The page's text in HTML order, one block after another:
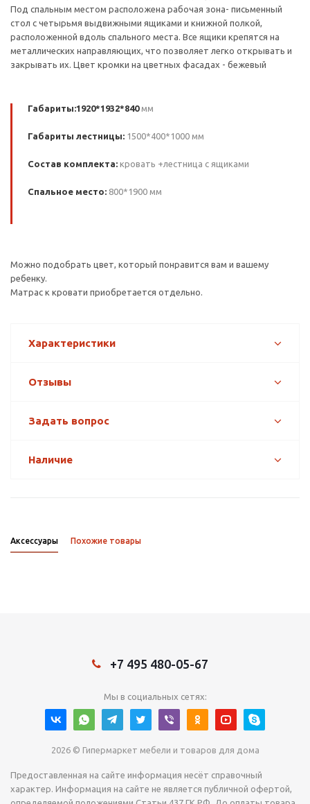
Под спальным местом расположена рабочая зона- письменный
стол с четырьмя выдвижными ящиками и книжной полкой,
расположенной вдоль спального места. Все ящики крепятся на
металлических направляющих, что позволяет легко открывать и
закрывать их. Цвет кромки на цветных фасадах - бежевый
Габариты:1920*1932*840мм
Габариты лестницы: 1500*400*1000 мм
Состав комплекта: кровать +лестница с ящиками
Спальное место: 800*1900 мм
Можно подобрать цвет, который понравится вам и вашему
ребенку.
Матрас к кровати приобретается отдельно.
Характеристики
Отзывы
Задать вопрос
Наличие
Аксессуары Похожие товары
+7 495 480-05-67
Мы в социальных сетях:
2026 © Гипермаркет мебели и товаров для дома
Предоставленная на сайте информация несёт справочный
характер. Информация на сайте не является публичной офертой,